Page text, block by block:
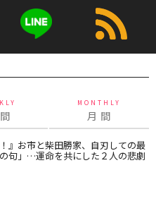
MONTHLY
月 間
！』お市と柴田勝家、自刃しての最
句」…運命を共にした２人の悲劇